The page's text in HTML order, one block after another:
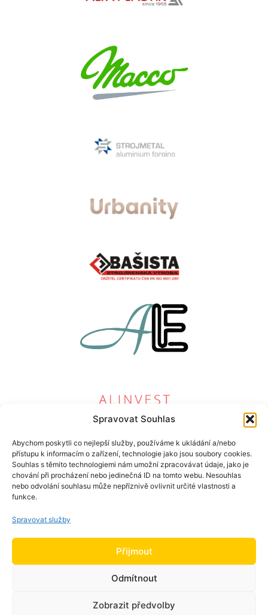
Spravovat Souhlas
Abychom poskytli co nejlepší služby, používáme k ukládání a/nebo
přístupu k informacím o zařízení, technologie jako jsou soubory cookies.
Souhlas s těmito technologiemi nám umožní zpracovávat údaje, jako je
chování při procházení nebo jedinečná ID na tomto webu. Nesouhlas
nebo odvolání souhlasu může nepříznivě ovlivnit určité vlastnosti a
funkce.
Spravovat služby
Přijmout
Odmítnout
Zobrazit předvolby
792 01 Bruntál